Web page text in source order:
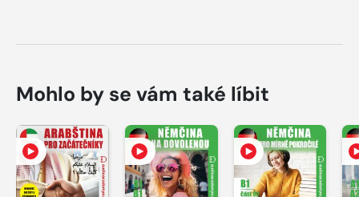
Mohlo by se vám také líbit